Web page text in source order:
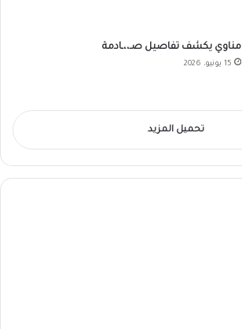
مناوي يكشف تفاصيل صـ،،ـادمة
15 يونيو، 2026
تحميل المزيد